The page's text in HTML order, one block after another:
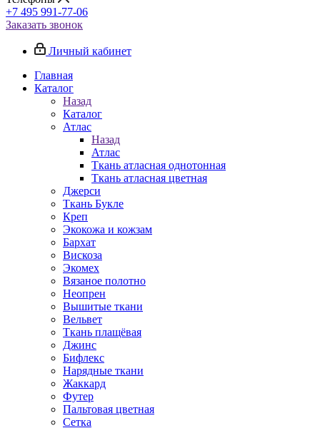
+7 495 991-77-06
Заказать звонок
Личный кабинет
Главная
Каталог
Назад
Каталог
Атлас
Назад
Атлас
Ткань атласная однотонная
Ткань атласная цветная
Джерси
Ткань Букле
Креп
Экокожа и кожзам
Бархат
Вискоза
Экомех
Вязаное полотно
Неопрен
Вышитые ткани
Вельвет
Ткань плащёвая
Джинс
Бифлекс
Нарядные ткани
Жаккард
Футер
Пальтовая цветная
Сетка